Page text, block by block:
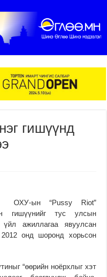
гишүүнд
ОХУ-ын “Pussy Riot”
гишүүнийг тус улсын
ажиллагаа явуулсан
2012 онд шоронд хорьсон
“өөрийн ноёрхлыг хэт